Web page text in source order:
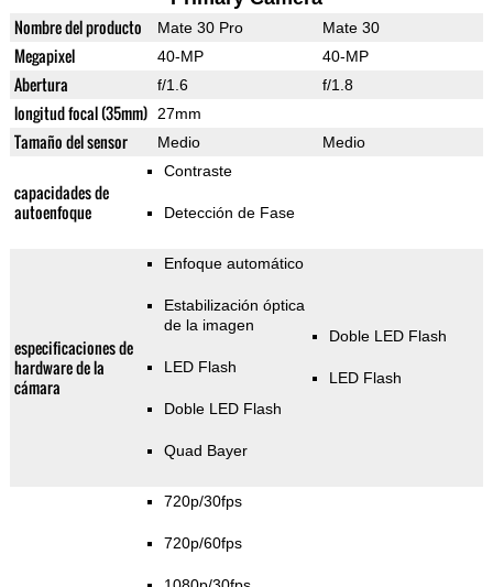
Nombre del producto Mate 30 Pro Mate 30
Megapixel 40-MP 40-MP
Abertura f/1.6 f/1.8
longitud focal (35mm) 27mm
Tamaño del sensor Medio Medio
capacidades de
autoenfoque
Contraste
Detección de Fase
especificaciones de
hardware de la
cámara
Enfoque automático
Estabilización óptica
de la imagen
LED Flash
Doble LED Flash
Quad Bayer
Doble LED Flash
LED Flash
720p/30fps
720p/60fps